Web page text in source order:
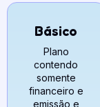
Básico
Plano
contendo
somente
financeiro e
emissão e